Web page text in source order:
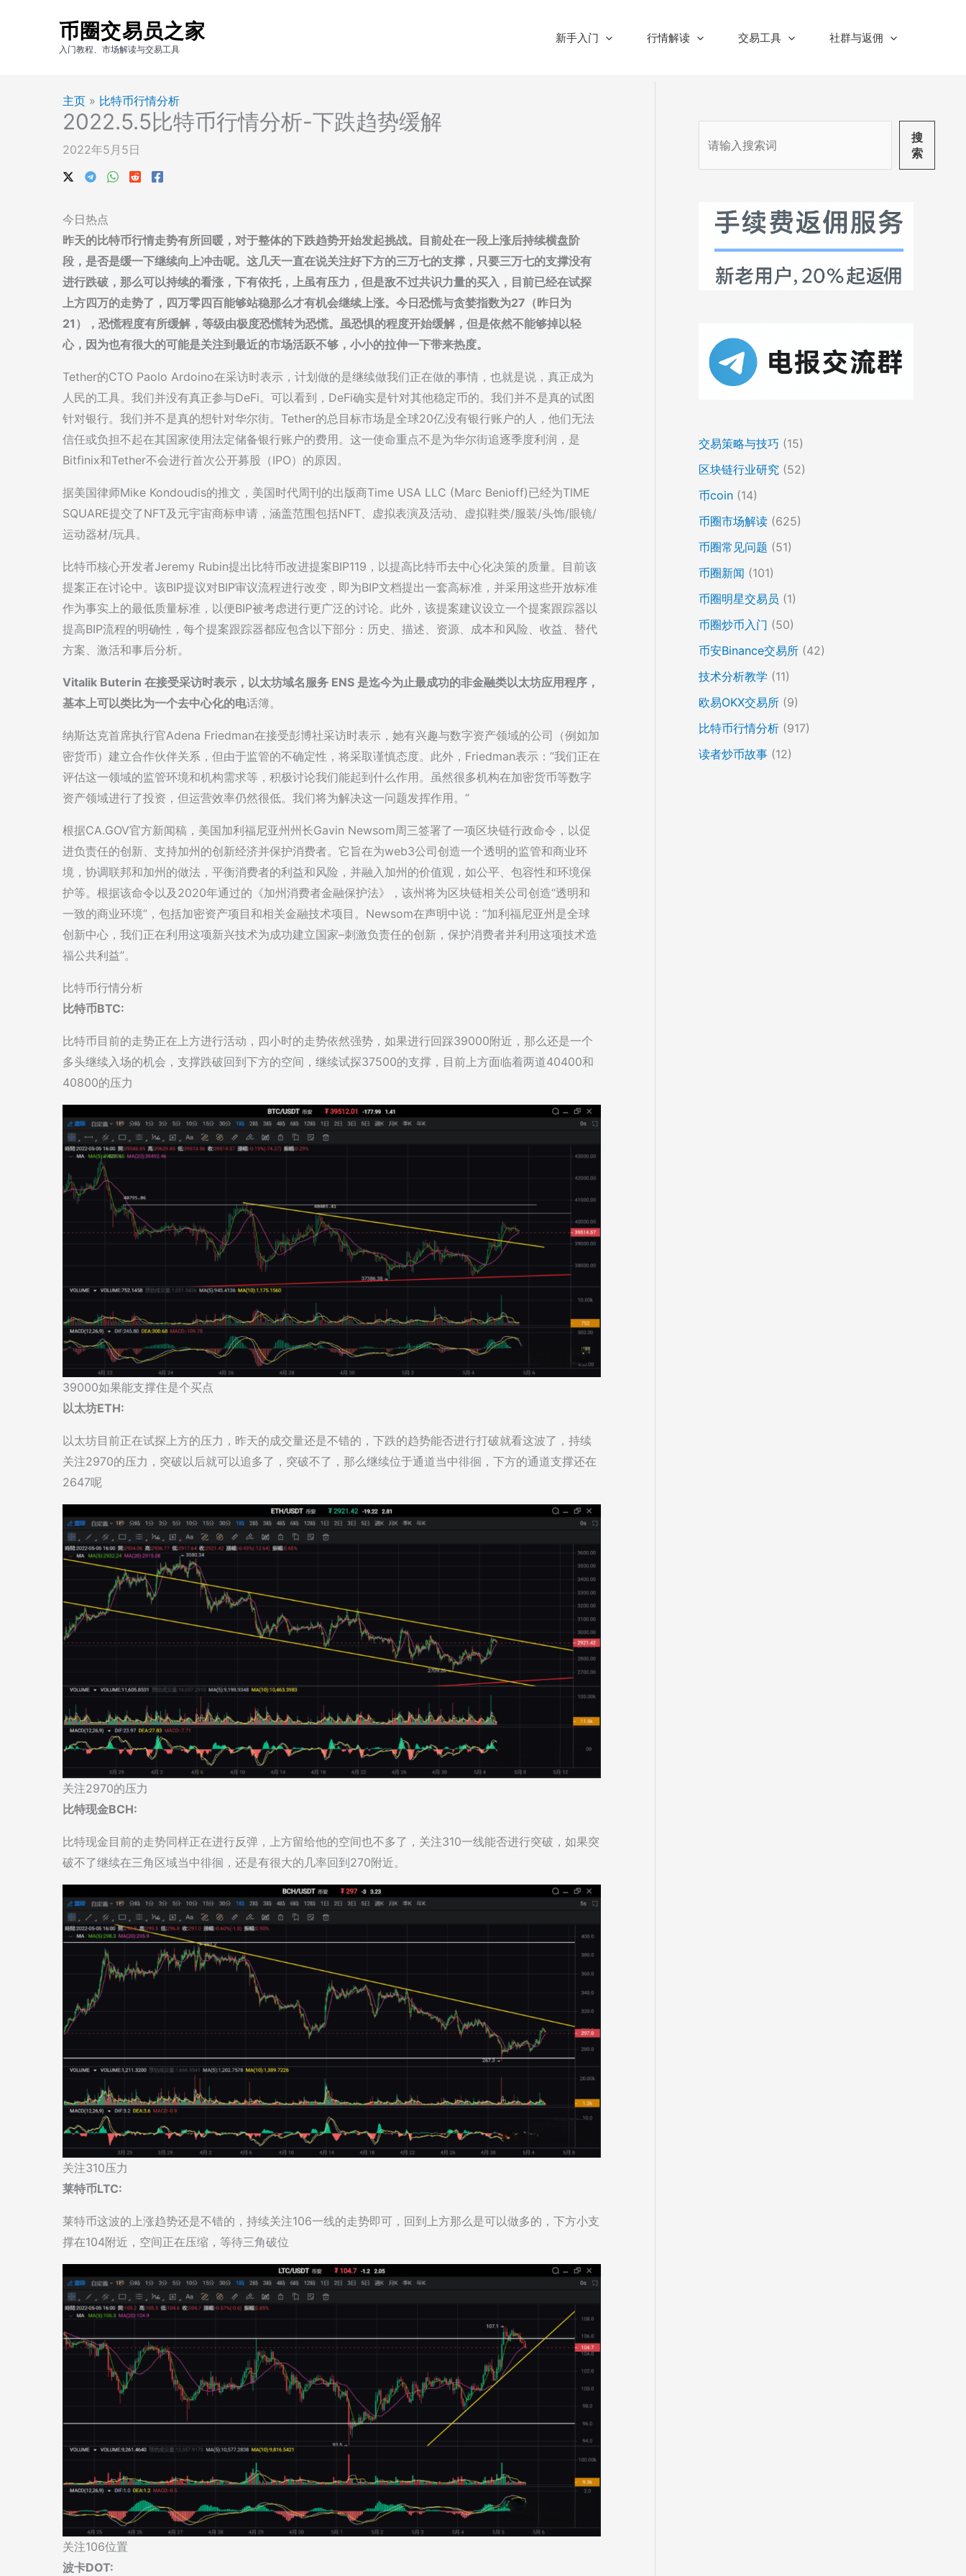
币圈交易员之家
入门教程、市场解读与交易工具
新手入门 行情解读 交易工具 社群与返佣
主页 » 比特币行情分析
2022.5.5比特币行情分析-下跌趋势缓解
2022年5月5日
今日热点
昨天的比特币行情走势有所回暖，对于整体的下跌趋势开始发起挑战。目前处在一段上涨后持续横盘阶
段，是否是缓一下继续向上冲击呢。这几天一直在说关注好下方的三万七的支撑，只要三万七的支撑没有
进行跌破，那么可以持续的看涨，下有依托，上虽有压力，但是敌不过共识力量的买入，目前已经在试探
上方四万的走势了，四万零四百能够站稳那么才有机会继续上涨。今日恐慌与贪婪指数为27（昨日为
21），恐慌程度有所缓解，等级由极度恐慌转为恐慌。虽恐惧的程度开始缓解，但是依然不能够掉以轻
心，因为也有很大的可能是关注到最近的市场活跃不够，小小的拉伸一下带来热度。
Tether的CTO Paolo Ardoino在采访时表示，计划做的是继续做我们正在做的事情，也就是说，真正成为
人民的工具。我们并没有真正参与DeFi。可以看到，DeFi确实是针对其他稳定币的。我们并不是真的试图
针对银行。我们并不是真的想针对华尔街。Tether的总目标市场是全球20亿没有银行账户的人，他们无法
信任或负担不起在其国家使用法定储备银行账户的费用。这一使命重点不是为华尔街追逐季度利润，是
Bitfinix和Tether不会进行首次公开募股（IPO）的原因。
据美国律师Mike Kondoudis的推文，美国时代周刊的出版商Time USA LLC (Marc Benioff)已经为TIME
SQUARE提交了NFT及元宇宙商标申请，涵盖范围包括NFT、虚拟表演及活动、虚拟鞋类/服装/头饰/眼镜/
运动器材/玩具。
比特币核心开发者Jeremy Rubin提出比特币改进提案BIP119，以提高比特币去中心化决策的质量。目前该
提案正在讨论中。该BIP提议对BIP审议流程进行改变，即为BIP文档提出一套高标准，并采用这些开放标准
作为事实上的最低质量标准，以便BIP被考虑进行更广泛的讨论。此外，该提案建议设立一个提案跟踪器以
提高BIP流程的明确性，每个提案跟踪器都应包含以下部分：历史、描述、资源、成本和风险、收益、替代
方案、激活和事后分析。
Vitalik Buterin 在接受采访时表示，以太坊域名服务 ENS 是迄今为止最成功的非金融类以太坊应用程序，
基本上可以类比为一个去中心化的电话簿。
纳斯达克首席执行官Adena Friedman在接受彭博社采访时表示，她有兴趣与数字资产领域的公司（例如加
密货币）建立合作伙伴关系，但由于监管的不确定性，将采取谨慎态度。此外，Friedman表示：”我们正在
评估这一领域的监管环境和机构需求等，积极讨论我们能起到什么作用。虽然很多机构在加密货币等数字
资产领域进行了投资，但运营效率仍然很低。我们将为解决这一问题发挥作用。“
根据CA.GOV官方新闻稿，美国加利福尼亚州州长Gavin Newsom周三签署了一项区块链行政命令，以促
进负责任的创新、支持加州的创新经济并保护消费者。它旨在为web3公司创造一个透明的监管和商业环
境，协调联邦和加州的做法，平衡消费者的利益和风险，并融入加州的价值观，如公平、包容性和环境保
护等。根据该命令以及2020年通过的《加州消费者金融保护法》，该州将为区块链相关公司创造“透明和
一致的商业环境”，包括加密资产项目和相关金融技术项目。Newsom在声明中说：“加利福尼亚州是全球
创新中心，我们正在利用这项新兴技术为成功建立国家–刺激负责任的创新，保护消费者并利用这项技术造
福公共利益”。
比特币行情分析
比特币BTC:
比特币目前的走势正在上方进行活动，四小时的走势依然强势，如果进行回踩39000附近，那么还是一个
多头继续入场的机会，支撑跌破回到下方的空间，继续试探37500的支撑，目前上方面临着两道40400和
40800的压力
39000如果能支撑住是个买点
以太坊ETH:
以太坊目前正在试探上方的压力，昨天的成交量还是不错的，下跌的趋势能否进行打破就看这波了，持续
关注2970的压力，突破以后就可以追多了，突破不了，那么继续位于通道当中徘徊，下方的通道支撑还在
2647呢
关注2970的压力
比特现金BCH:
比特现金目前的走势同样正在进行反弹，上方留给他的空间也不多了，关注310一线能否进行突破，如果突
破不了继续在三角区域当中徘徊，还是有很大的几率回到270附近。
关注310压力
莱特币LTC:
莱特币这波的上涨趋势还是不错的，持续关注106一线的走势即可，回到上方那么是可以做多的，下方小支
撑在104附近，空间正在压缩，等待三角破位
关注106位置
波卡DOT:
搜
索
交易策略与技巧 (15)
区块链行业研究 (52)
币coin (14)
币圈市场解读 (625)
币圈常见问题 (51)
币圈新闻 (101)
币圈明星交易员 (1)
币圈炒币入门 (50)
币安Binance交易所 (42)
技术分析教学 (11)
欧易OKX交易所 (9)
比特币行情分析 (917)
读者炒币故事 (12)